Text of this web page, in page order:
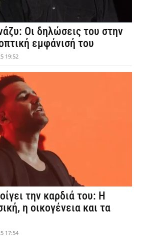
Οι δηλώσεις του στην
εμφάνισή του
19:52
την καρδιά του: Η
η οικογένεια και τα
17:54